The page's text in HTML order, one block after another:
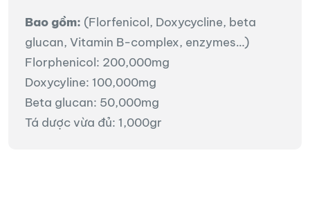
Bao gồm: (Florfenicol, Doxycycline, beta
glucan, Vitamin B-complex, enzymes…)
Florphenicol: 200,000mg
Doxycyline: 100,000mg
Beta glucan: 50,000mg
Tá dược vừa đủ: 1,000gr